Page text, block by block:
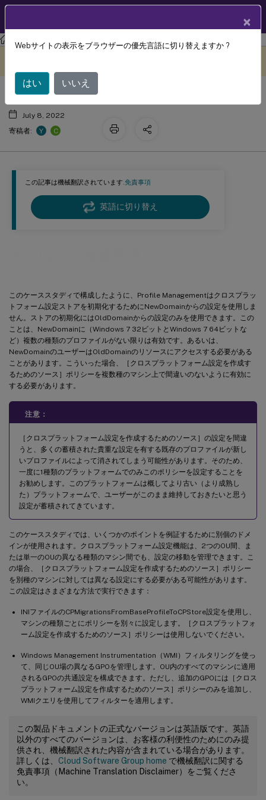
Profile Management Profile Management 2203
この記事は機械翻訳されています.免責事項
英語に切り替え
このケーススタディで構成したように、Profile Managementはクロスプラッ
トフォーム設定ストアを初期化するためにNewDomainからの設定を使用しま
せん。ストアの初期化にはOldDomainからの設定のみを使用できます。この
ことは、NewDomainに（Windows 7 32ビットとWindows 7 64ビットな
ど）複数の種類のプロファイルがない限りは有効です。あるいは、
NewDomainのユーザーはOldDomainのリソースにアクセスする必要がある
ことがあります。こういった場合、［クロスプラットフォーム設定を作成す
るためのソース］ポリシーを複数種のマシン上で間違いのないように有効に
する必要があります。
注意：
［クロスプラットフォーム設定を作成するためのソース］の設定を間違
うと、多くの蓄積された貴重な設定を有する既存のプロファイルが新し
いプロファイルによって消されてしまう可能性があります。そのため、
一度に1種類のプラットフォームでのみこのポリシーを設定することを
お勧めします。このプラットフォームは概してより古い（より成熟し
た）プラットフォームで、ユーザーがこのまま維持しておきたいと思う
設定が蓄積されてきています。
このケーススタディでは、いくつかのポイントを例証するために別個のドメ
インが使用されます。クロスプラットフォーム設定機能は、2つのOU間、ま
たは単一のOUの異なる種類のマシン間でも、設定の移動を管理できます。こ
の場合、［クロスプラットフォーム設定を作成するためのソース］ポリシー
を別種のマシンに対しては異なる設定にする必要がある可能性があります。
この設定はさまざまな方法で実行できます：
INIファイルのCPMigrationsFromBaseProfileToCPStore設定を使用し、
マシンの種類ごとにポリシーを別々に設定します。［クロスプラットフォ
ーム設定を作成するためのソース］ポリシーは使用しないでください。
Windows Management Instrumentation（WMI）フィルタリングを使っ
て、同じOU場の異なるGPOを管理します。OU内のすべてのマシンに適用
されるGPOの共通設定を構成できます。ただし、追加のGPOには［クロス
プラットフォーム設定を作成するためのソース］ポリシーのみを追加し、
WMIクエリを使用してフィルターを適用します。
この製品ドキュメントの正式なバージョンは英語版です。英語
以外のすべてのバージョンは、お客様の利便性のためにのみ提
供され、機械翻訳された内容が含まれている場合があります。
詳しくは、 Cloud Software Group home で機械翻訳に関する
免責事項（Machine Translation Disclaimer）をご覧くださ
い。
そのほかの考慮事項
July 8, 2022
寄稿者:
Y C
×
Webサイトの表示をブラウザーの優先言語に切り替えますか ?
はい いいえ